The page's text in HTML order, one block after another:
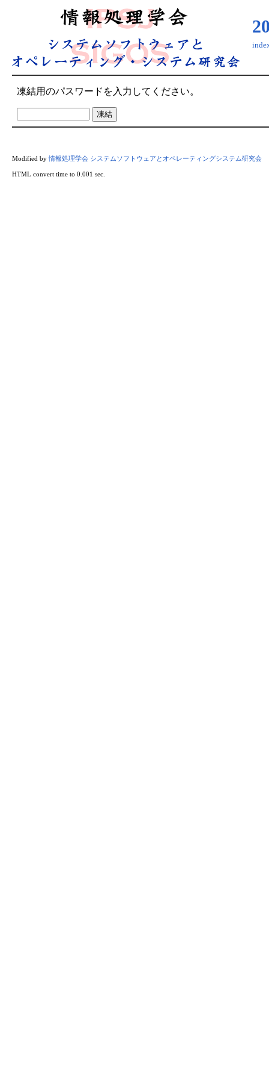
凍結用のパスワードを入力してください。
Modified by情報処理学会 システムソフトウェアとオペレーティングシステム研究会
HTML convert time to 0.001 sec.